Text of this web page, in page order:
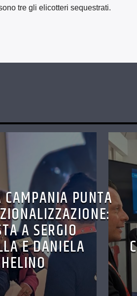
tre gli elicotteri sequestrati.
PUNTA
A SERGIO
E DANIELA